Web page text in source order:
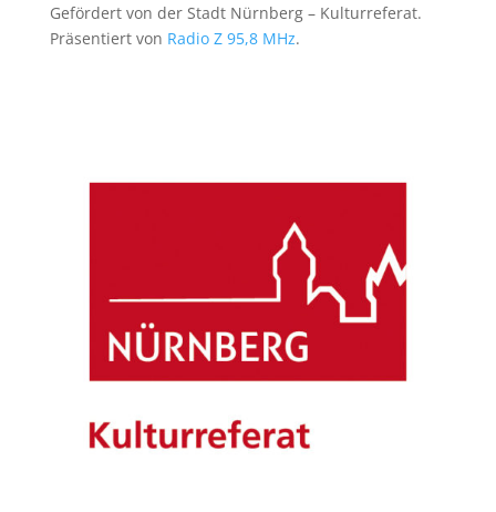
Gefördert von der Stadt Nürnberg – Kulturreferat.
Präsentiert von Radio Z 95,8 MHz.